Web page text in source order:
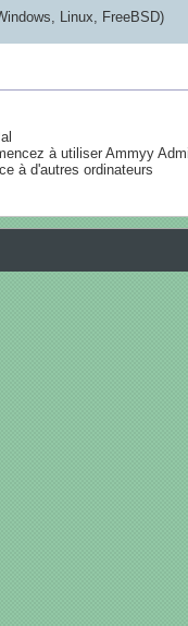
Linux, FreeBSD)
à utiliser Ammyy
à d'autres ordinateurs